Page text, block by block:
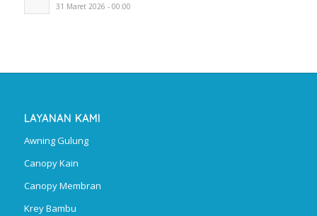
31 Maret 2026 - 00:00
LAYANAN KAMI
Awning Gulung
Canopy Kain
Canopy Membran
Krey Bambu